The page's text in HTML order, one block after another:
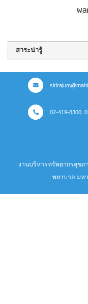
ผล
สาระน่ารู้
02-419-8300,
งานบริหารทรัพยากรสุข
พยาบาล มห